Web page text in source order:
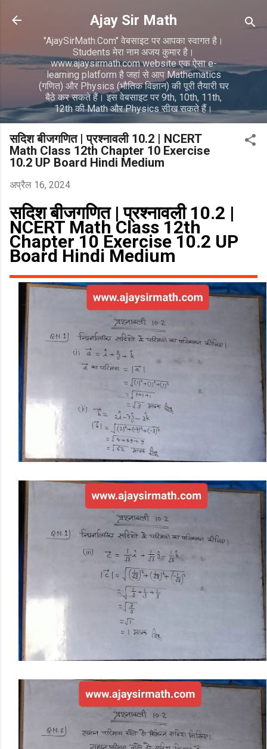
सीधे मुख्य सामग्री पर जाएं
Ajay Sir Math
"AjaySirMath.Com" वेबसाइट पर आपका स्वागत है।
Students मेरा नाम अजय कुमार है।
www.ajaysirmath.com website एक ऐसा e-
learning platform है जहां से आप Mathematics
(गणित) और Physics (भौतिक विज्ञान) की पूरी तैयारी घर
बैठे कर सकते हैं। इस वेबसाइट पर 9th, 10th, 11th,
12th की Math और Physics सीख सकते हैं।
सदिश बीजगणित | प्रश्नावली 10.2 | NCERT
Math Class 12th Chapter 10 Exercise
10.2 UP Board Hindi Medium
अप्रैल 16, 2024
सदिश बीजगणित | प्रश्नावली 10.2 |
NCERT Math Class 12th
Chapter 10 Exercise 10.2 UP
Board Hindi Medium